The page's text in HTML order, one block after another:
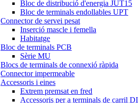
Bloc de distribució d'energia JUT15
Bloc de terminals endollables UPT
Connector de servei pesat
Inserció mascle i femella
Habitatge
Bloc de terminals PCB
Sèrie MU
Blocs de terminals de connexió ràpida
Connector impermeable
Accessoris i eines
Extrem premsat en fred
Accessoris per a terminals de carril